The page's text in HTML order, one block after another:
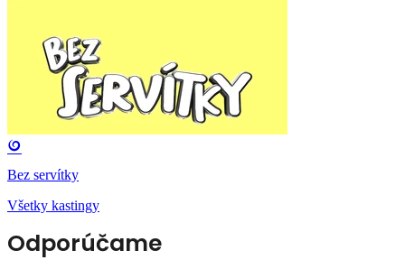
Bez servítky
Všetky kastingy
Odporúčame